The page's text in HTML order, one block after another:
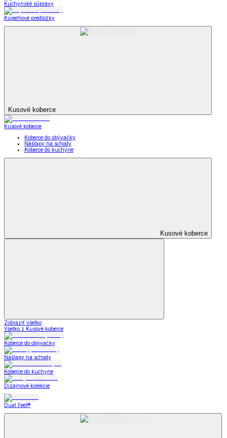
Kuchynské súpravy
Kúpeľňové predložky
Kusové koberce
Kusové koberce
Koberce do obývačky
Nášľapy na schody
Koberce do kuchyne
Kusové koberce
Zobraziť všetko
Všetko z Kusové koberce
Koberce do obývačky
Nášľapy na schody
Koberce do kuchyne
Dizajnové kolekcie
Dual Feel®